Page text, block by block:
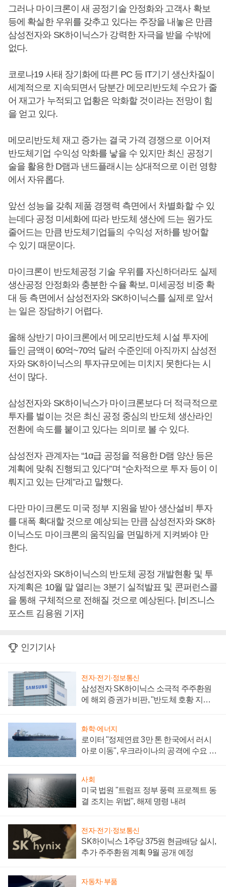
그러나 마이크론이 새 공정기술 안정화와 고객사 확보
등에 확실한 우위를 갖추고 있다는 주장을 내놓은 만큼
삼성전자와 SK하이닉스가 강력한 자극을 받을 수밖에
없다.
코로나19 사태 장기화에 따른 PC 등 IT기기 생산차질이
세계적으로 지속되면서 당분간 메모리반도체 수요가 줄
어 재고가 누적되고 업황은 악화할 것이라는 전망이 힘
을 얻고 있다.
메모리반도체 재고 증가는 결국 가격 경쟁으로 이어져
반도체기업 수익성 악화를 낳을 수 있지만 최신 공정기
술을 활용한 D램과 낸드플래시는 상대적으로 이런 영향
에서 자유롭다.
앞선 성능을 갖춰 제품 경쟁력 측면에서 차별화할 수 있
는데다 공정 미세화에 따라 반도체 생산에 드는 원가도
줄어드는 만큼 반도체기업들의 수익성 저하를 방어할
수 있기 때문이다.
마이크론이 반도체공정 기술 우위를 자신하더라도 실제
생산공정 안정화와 충분한 수율 확보, 미세공정 비중 확
대 등 측면에서 삼성전자와 SK하이닉스를 실제로 앞서
는 일은 장담하기 어렵다.
올해 상반기 마이크론에서 메모리반도체 시설 투자에
들인 금액이 60억~70억 달러 수준인데 아직까지 삼성전
자와 SK하이닉스의 투자규모에는 미치지 못한다는 시
선이 많다.
삼성전자와 SK하이닉스가 마이크론보다 더 적극적으로
투자를 벌이는 것은 최신 공정 중심의 반도체 생산라인
전환에 속도를 붙이고 있다는 의미로 볼 수 있다.
삼성전자 관계자는 “1α급 공정을 적용한 D램 양산 등은
계획에 맞춰 진행되고 있다”며 “순차적으로 투자 등이 이
뤄지고 있는 단계”라고 말했다.
다만 마이크론도 미국 정부 지원을 받아 생산설비 투자
를 대폭 확대할 것으로 예상되는 만큼 삼성전자와 SK하
이닉스도 마이크론의 움직임을 면밀하게 지켜봐야 만
한다.
삼성전자와 SK하이닉스의 반도체 공정 개발현황 및 투
자계획은 10월 말 열리는 3분기 실적발표 및 콘퍼런스콜
을 통해 구체적으로 전해질 것으로 예상된다. [비즈니스
포스트 김용원 기자]
인기기사
전자·전기·정보통신
삼성전자 SK하이닉스 소극적 주주환원
에 해외 증권가 비판, "반도체 호황 지속
화학·에너지
로이터 "정제연료 3만 톤 한국에서 러시
아로 이동", 우크라이나의 공격에 수요 늘
사회
미국 법원 "트럼프 정부 풍력 프로젝트 동
결 조치는 위법", 해제 명령 내려
전자·전기·정보통신
SK하이닉스 1주당 375원 현금배당 실시,
추가 주주환원 계획 9월 공개 예정
자동차·부품